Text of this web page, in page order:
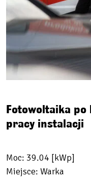
Fotowoltaika po
pracy instalacji
Moc: 39.04 [kWp]
Miejsce: Warka